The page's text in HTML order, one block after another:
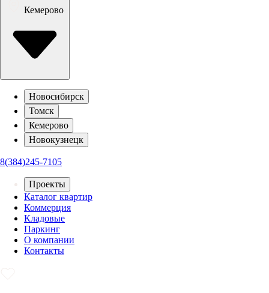
Кемерово
Новосибирск
Томск
Кемерово
Новокузнецк
8(384)245-7105
Проекты
Каталог квартир
Коммерция
Кладовые
Паркинг
О компании
Контакты